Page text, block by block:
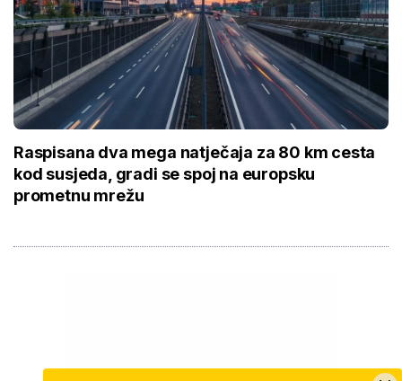
Raspisana dva mega natječaja za 80 km cesta
kod susjeda, gradi se spoj na europsku
prometnu mrežu